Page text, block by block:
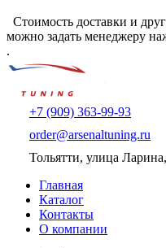
Стоимость доставки и
можно задать менеджеру
.
+7 (909) 363-99-93
order@arsenaltuning.ru
Тольятти, улица
Главная
Каталог
Контакты
О компании